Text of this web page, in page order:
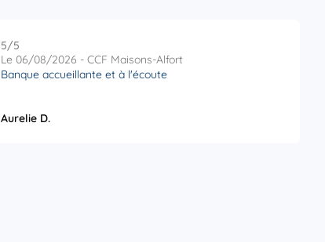
5/5
Le 06/08/2026 - CCF Maisons-Alfort
Banque accueillante et à l'écoute
Aurelie D.